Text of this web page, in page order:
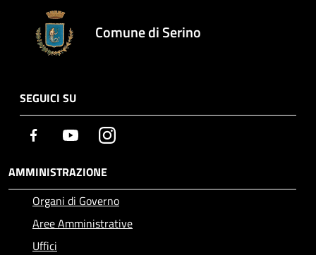
Comune di Serino
SEGUICI SU
Facebook YoutubeInstagram
AMMINISTRAZIONE
Organi di Governo
Aree Amministrative
Uffici